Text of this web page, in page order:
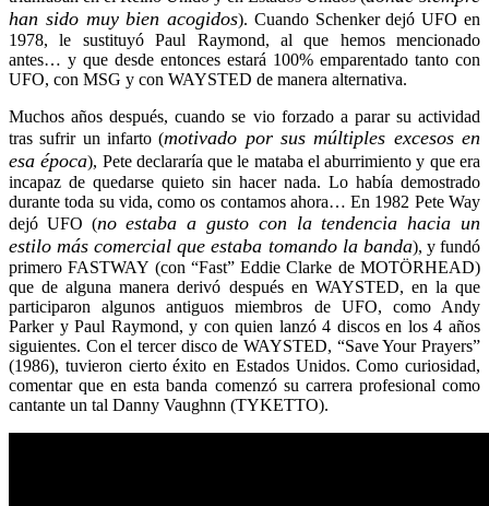
han sido muy bien acogidos). Cuando Schenker dejó UFO en
1978, le sustituyó Paul Raymond, al que hemos mencionado
antes… y que desde entonces estará 100% emparentado tanto con
UFO, con MSG y con WAYSTED de manera alternativa.
Muchos años después, cuando se vio forzado a parar su actividad
tras sufrir un infarto (motivado por sus múltiples excesos en
esa época), Pete declararía que le mataba el aburrimiento y que era
incapaz de quedarse quieto sin hacer nada. Lo había demostrado
durante toda su vida, como os contamos ahora… En 1982 Pete Way
dejó UFO (no estaba a gusto con la tendencia hacia un
estilo más comercial que estaba tomando la banda), y fundó
primero FASTWAY (con “Fast” Eddie Clarke de MOTÖRHEAD)
que de alguna manera derivó después en WAYSTED, en la que
participaron algunos antiguos miembros de UFO, como Andy
Parker y Paul Raymond, y con quien lanzó 4 discos en los 4 años
siguientes. Con el tercer disco de WAYSTED, “Save Your Prayers”
(1986), tuvieron cierto éxito en Estados Unidos. Como curiosidad,
comentar que en esta banda comenzó su carrera profesional como
cantante un tal Danny Vaughnn (TYKETTO).